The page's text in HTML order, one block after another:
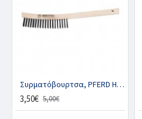
Συρματόβουρτσα, PFERD HBU 40 ST 0.35
3,50€ 5,00€